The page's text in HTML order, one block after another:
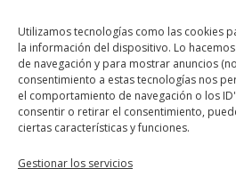
Utilizamos tecnologías como las cookies
la información del dispositivo. Lo
de navegación y para mostrar anuncios
consentimiento a estas tecnologías nos
el comportamiento de navegación o los
consentir o retirar el consentimiento,
ciertas características y funciones.
Gestionar los servicios
diciembre 2017
Categorías
cocina y recetas
general